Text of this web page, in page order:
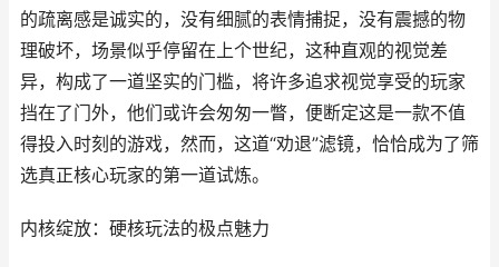
的疏离感是诚实的，没有细腻的表情捕捉，没有震撼的物
理破坏，场景似乎停留在上个世纪，这种直观的视觉差
异，构成了一道坚实的门槛，将许多追求视觉享受的玩家
挡在了门外，他们或许会匆匆一瞥，便断定这是一款不值
得投入时刻的游戏，然而，这道“劝退”滤镜，恰恰成为了筛
选真正核心玩家的第一道试炼。
内核绽放：硬核玩法的极点魅力